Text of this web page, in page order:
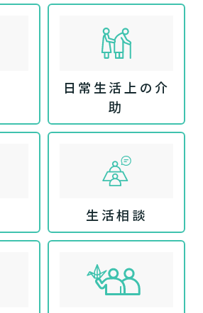
日常生活上の介
助
生活相談